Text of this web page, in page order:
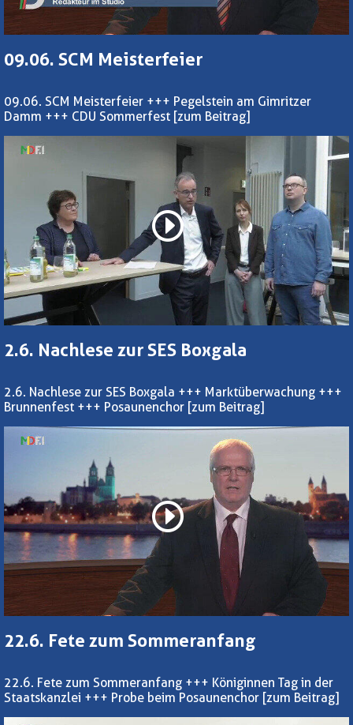
09.06. SCM Meisterfeier
09.06. SCM Meisterfeier +++ Pegelstein am Gimritzer
Damm +++ CDU Sommerfest [zum Beitrag]
2.6. Nachlese zur SES Boxgala
2.6. Nachlese zur SES Boxgala +++ Marktüberwachung +++
Brunnenfest +++ Posaunenchor [zum Beitrag]
22.6. Fete zum Sommeranfang
22.6. Fete zum Sommeranfang +++ Königinnen Tag in der
Staatskanzlei +++ Probe beim Posaunenchor [zum Beitrag]